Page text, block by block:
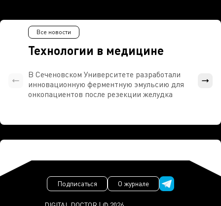
Технологии в медицине
Все новости
В Сеченовском Университете разработали
инновационную ферментную эмульсию для
онкопациентов после резекции желудка
Подписаться О журнале